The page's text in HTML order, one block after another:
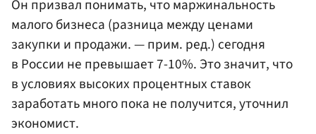
Он призвал понимать, что маржинальность
малого бизнеса (разница между ценами
закупки и продажи. — прим. ред.) сегодня
в России не превышает 7-10%. Это значит, что
в условиях высоких процентных ставок
заработать много пока не получится, уточнил
экономист.